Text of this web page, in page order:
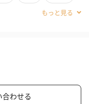
夫婦で入れ子状で収納
細な杉の香りと木材の
お蕎麦は本当に粋なも
#義父
わせる